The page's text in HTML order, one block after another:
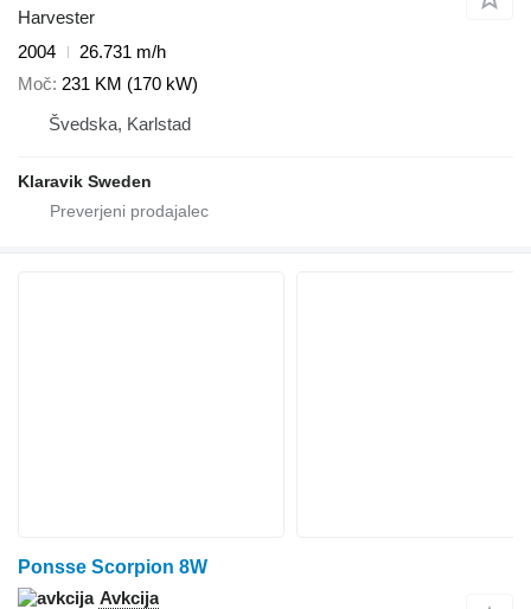
Harvester
2004
26.731 m/h
Moč 231 KM (170 kW)
Švedska, Karlstad
Klaravik Sweden
Ponsse Scorpion 8W
Avkcija